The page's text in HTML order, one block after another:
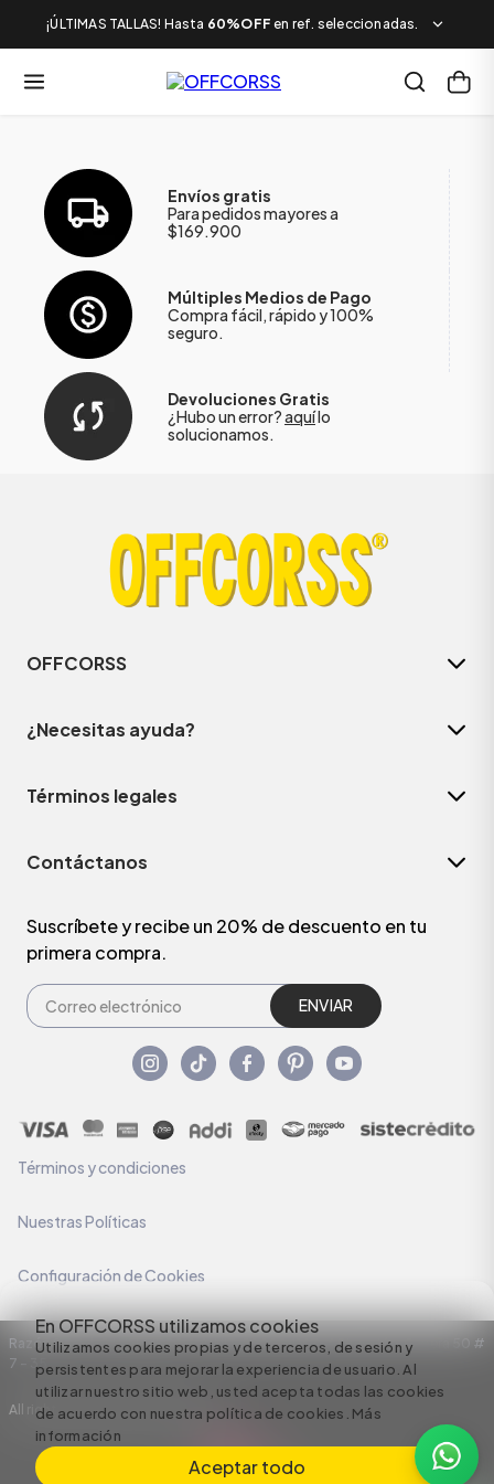
¡ÚLTIMAS TALLAS! Hasta 60%OFF en ref. seleccionadas.
En OFFCORSS utilizamos cookies
Utilizamos cookies propias y de terceros, de sesión y
persistentes para mejorar la experiencia de usuario. Al
utilizar nuestro sitio web, usted acepta todas las cookies
de acuerdo con nuestra política de cookies. Más
información
Aceptar todo
Envíos gratis
Para pedidos mayores a
$169.900
Múltiples Medios de Pago
Compra fácil, rápido y 100%
seguro.
Devoluciones Gratis
¿Hubo un error?aquílo
solucionamos.
OFFCORSS
¿Necesitas ayuda?
Términos legales
Contáctanos
Suscríbete y recibe un 20% de descuento en tu
primera compra.
ENVIAR
Términos y condiciones
Nuestras Políticas
Configuración de Cookies
Razón Social: C.I HERMECO S.A. NIT: 890924167-6 Dirección: Carrera 50 #
7 – 35
All rights reserved empowered by